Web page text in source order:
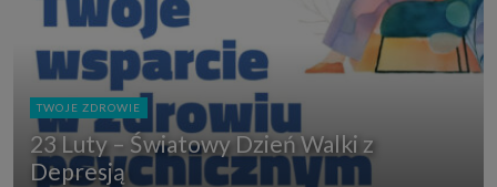
TWOJE ZDROWIE
23 Luty – Światowy Dzień Walki z
Depresją